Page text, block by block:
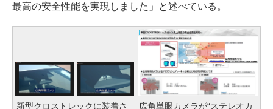
最高の安全性能を実現しました」と述べている。
新型クロストレックに装着さ
広角単眼カメラが“ステレオカ